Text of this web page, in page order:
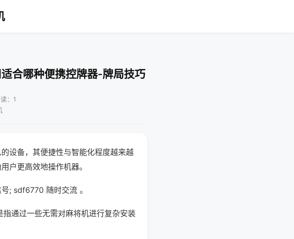
合哪种便携控牌器-牌局技巧
：1
设备，其便捷性与智能化程度越来越
户更高效地操作机器。
; sdf6770 随时交流 。
通过一些无需对麻将机进行复杂安装